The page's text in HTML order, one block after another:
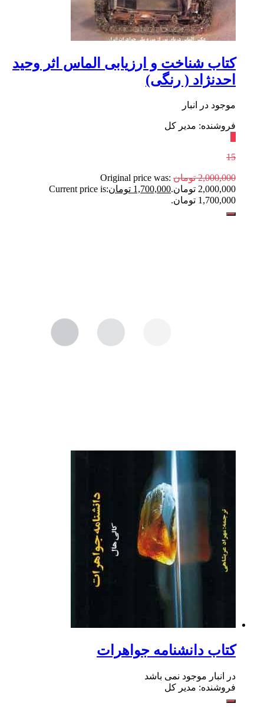
کتاب شناخت و ارزیابی الماس اثر وحید
احدنژاد ( رنگی)
موجود در انبار
فروشنده: مدیر کل
15
2,000,000 تومان Original price was:
2,000,000 تومان.
1,700,000 تومانCurrent price is:
1,700,000 تومان.
کتاب دانشنامه جواهرات
در انبار موجود نمی باشد
فروشنده: مدیر کل